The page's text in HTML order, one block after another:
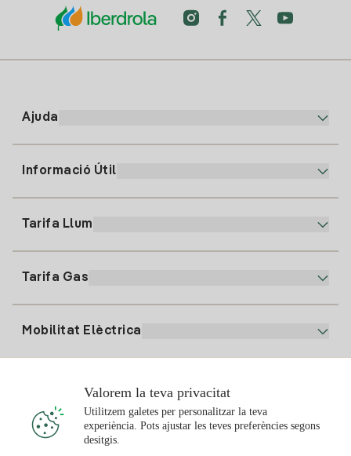
Ajuda
91 919 52 73
clientes@tuiberdrola.es
Informació Útil
Alta Gas
Tarifa Llum
Tarifa Gas
Mobilitat Elèctrica
Punts de Recàrrega
T'interessa
Valorem la teva privacitat
Utilitzem galetes per personalitzar la teva
experiència. Pots ajustar les teves preferències segons
desitgis.